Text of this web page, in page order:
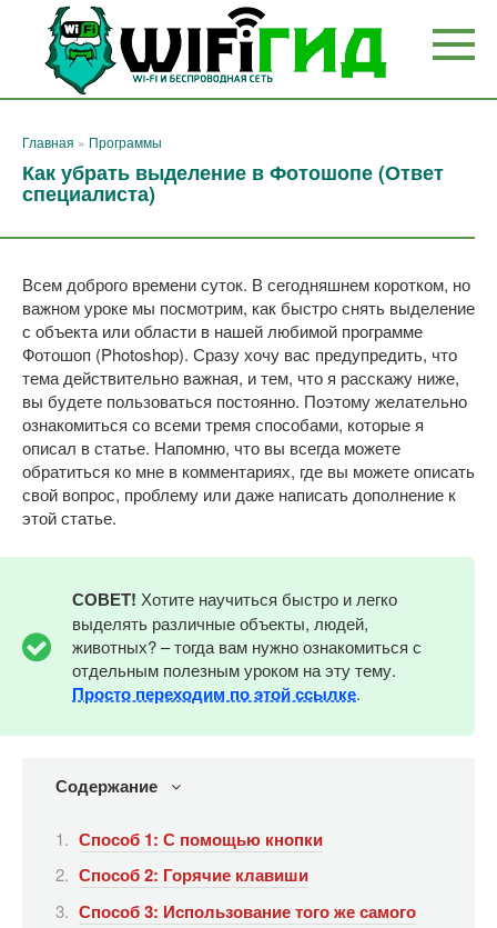
Перейти
контенту
Главная » Программы
Как убрать выделение в Фотошопе (Ответ
специалиста)
Всем доброго времени суток. В сегодняшнем коротком, но
важном уроке мы посмотрим, как быстро снять выделение
с объекта или области в нашей любимой программе
Фотошоп (Photoshop). Сразу хочу вас предупредить, что
тема действительно важная, и тем, что я расскажу ниже,
вы будете пользоваться постоянно. Поэтому желательно
ознакомиться со всеми тремя способами, которые я
описал в статье. Напомню, что вы всегда можете
обратиться ко мне в комментариях, где вы можете описать
свой вопрос, проблему или даже написать дополнение к
этой статье.
СОВЕТ! Хотите научиться быстро и легко
выделять различные объекты, людей,
животных? – тогда вам нужно ознакомиться с
отдельным полезным уроком на эту тему.
Просто переходим по этой ссылке.
Содержание
Способ 1: С помощью кнопки
Способ 2: Горячие клавиши
Способ 3: Использование того же самого